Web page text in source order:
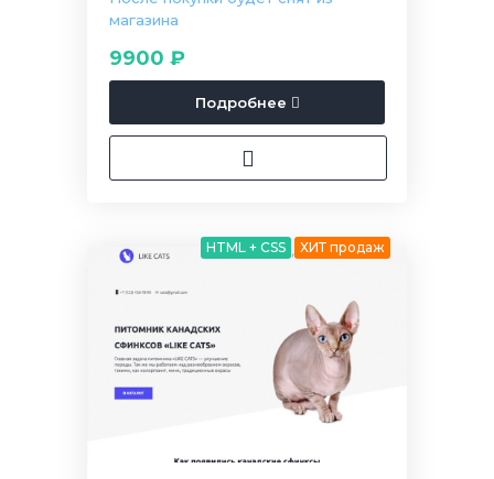
магазина
9900 ₽
Подробнее
HTML + CSS ХИТ продаж